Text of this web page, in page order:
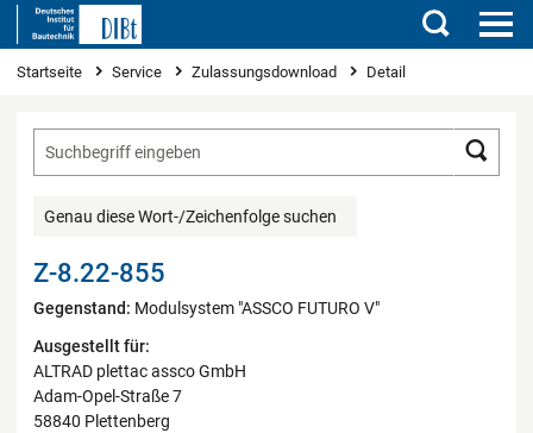
Suchen
Sie sind hier
Startseite Service Zulassungsdownload Detail
Genau diese Wort-/Zeichenfolge suchen
Z-8.22-855
Gegenstand: Modulsystem "ASSCO FUTURO V"
Ausgestellt für:
ALTRAD plettac assco GmbH
Adam-Opel-Straße 7
58840 Plettenberg